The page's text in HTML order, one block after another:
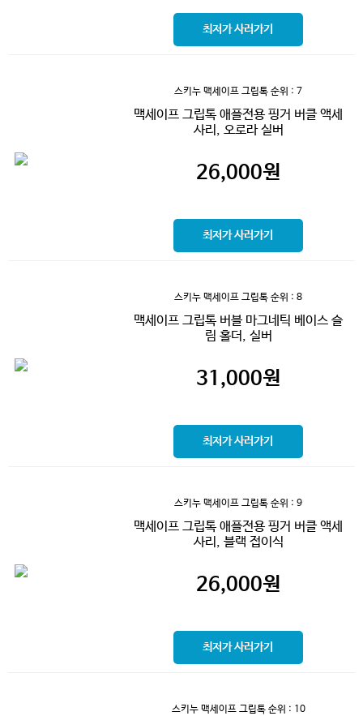
최저가 사러가기
스키누 맥세이프 그립톡 순위 : 7
맥세이프 그립톡 애플전용 핑거 버클 액세
사리, 오로라 실버
26,000원
최저가 사러가기
스키누 맥세이프 그립톡 순위 : 8
맥세이프 그립톡 버블 마그네틱 베이스 슬
림 홀더, 실버
31,000원
최저가 사러가기
스키누 맥세이프 그립톡 순위 : 9
맥세이프 그립톡 애플전용 핑거 버클 액세
사리, 블랙 접이식
26,000원
최저가 사러가기
스키누 맥세이프 그립톡순위 : 10